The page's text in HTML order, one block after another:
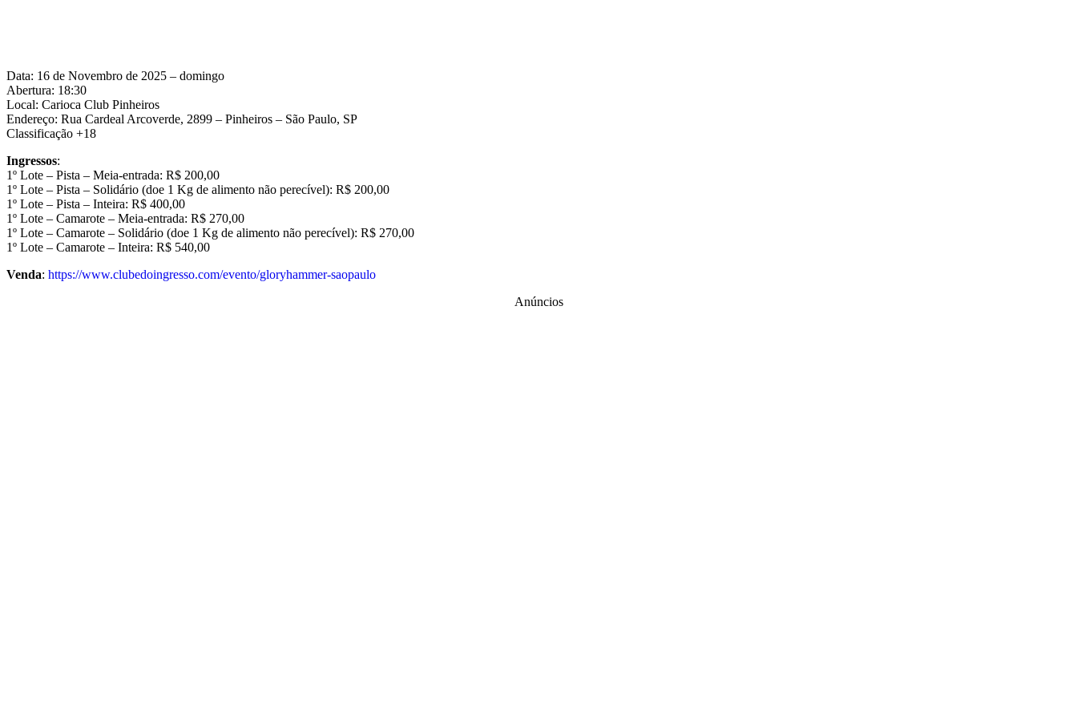
Data: 16 de Novembro de 2025 – domingo
Abertura: 18:30
Local: Carioca Club Pinheiros
Endereço: Rua Cardeal Arcoverde, 2899 – Pinheiros – São Paulo, SP
Classificação +18
Ingressos:
1º Lote – Pista – Meia-entrada: R$ 200,00
1º Lote – Pista – Solidário (doe 1 Kg de alimento não perecível): R$ 200,00
1º Lote – Pista – Inteira: R$ 400,00
1º Lote – Camarote – Meia-entrada: R$ 270,00
1º Lote – Camarote – Solidário (doe 1 Kg de alimento não perecível): R$ 270,00
1º Lote – Camarote – Inteira: R$ 540,00
Venda: https://www.clubedoingresso.com/evento/gloryhammer-saopaulo
Anúncios